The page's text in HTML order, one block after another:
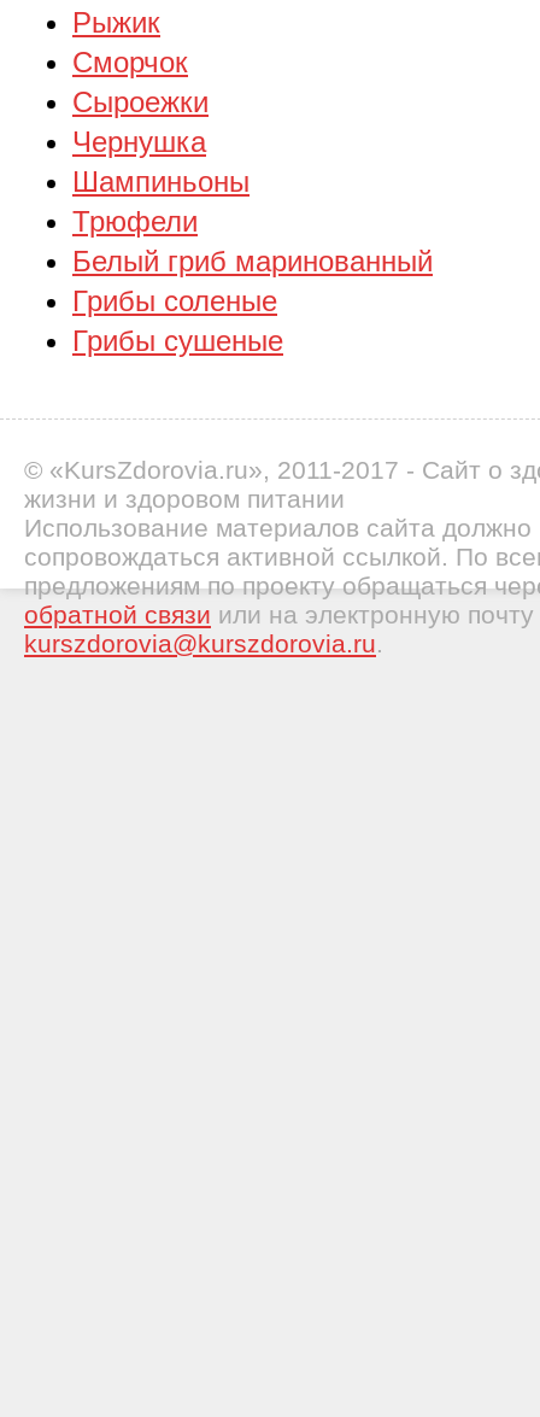
Рыжик
Сморчок
Сыроежки
Чернушка
Шампиньоны
Трюфели
Белый гриб маринованный
Грибы соленые
Грибы сушеные
© «KursZdorovia.ru», 2011-2017 - Сайт о
жизни и здоровом питании
Использование материалов сайта должно
сопровождаться активной ссылкой. По
предложениям по проекту обращаться
обратной связи или на электронную почту
kurszdorovia@kurszdorovia.ru.